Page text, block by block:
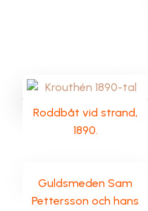
Roddbåt vid strand,
1890.
Guldsmeden Sam
Pettersson och hans